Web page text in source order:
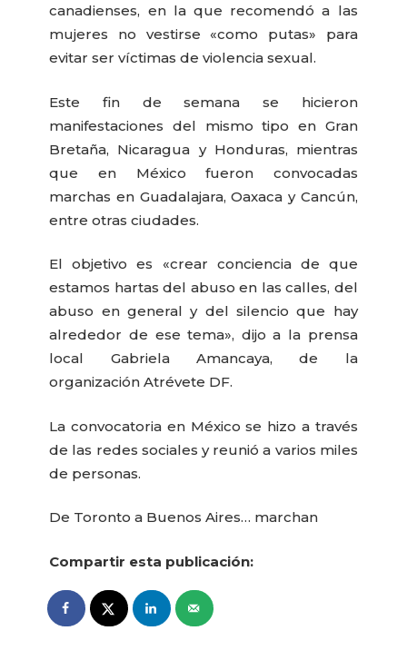
canadienses, en la que recomendó a las
mujeres no vestirse «como putas» para
evitar ser víctimas de violencia sexual.
Este fin de semana se hicieron
manifestaciones del mismo tipo en Gran
Bretaña, Nicaragua y Honduras, mientras
que en México fueron convocadas
marchas en Guadalajara, Oaxaca y Cancún,
entre otras ciudades.
El objetivo es «crear conciencia de que
estamos hartas del abuso en las calles, del
abuso en general y del silencio que hay
alrededor de ese tema», dijo a la prensa
local Gabriela Amancaya, de la
organización Atrévete DF.
La convocatoria en México se hizo a través
de las redes sociales y reunió a varios miles
de personas.
De Toronto a Buenos Aires… marchan
Compartir esta publicación: